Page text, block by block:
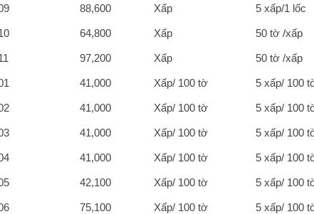
88,600 Xấp 5 xấp/1 lốc
64,800 Xấp 50 tờ /xấp
97,200 Xấp 50 tờ /xấp
41,000 Xấp/ 100 tờ 5 xấp/ 100
41,000 Xấp/ 100 tờ 5 xấp/ 100
41,000 Xấp/ 100 tờ 5 xấp/ 100
41,000 Xấp/ 100 tờ 5 xấp/ 100
42,100 Xấp/ 100 tờ 5 xấp/ 100
75,100 Xấp/ 100 tờ 5 xấp/ 100